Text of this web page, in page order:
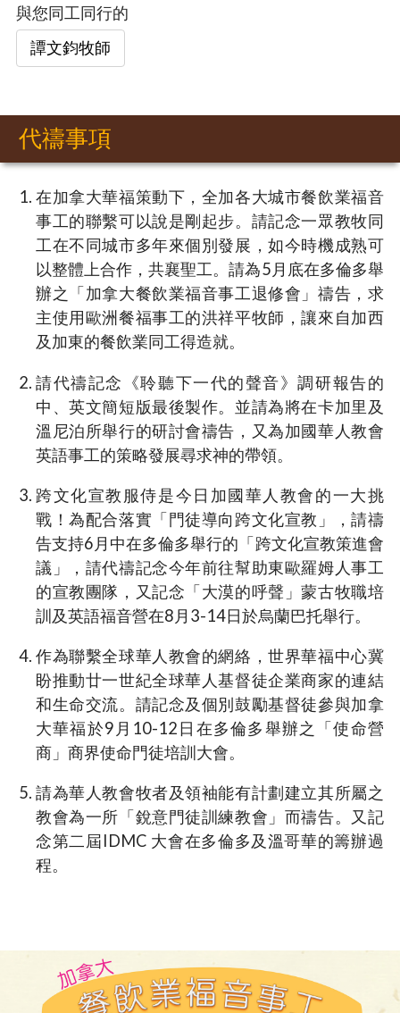
與您同工同行的
譚文鈞牧師
代禱事項
在加拿大華福策動下，全加各大城市餐飲業福音
事工的聯繫可以說是剛起步。請記念一眾教牧同
工在不同城市多年來個別發展，如今時機成熟可
以整體上合作，共襄聖工。請為5月底在多倫多舉
辦之「加拿大餐飲業福音事工退修會」禱告，求
主使用歐洲餐福事工的洪祥平牧師，讓來自加西
及加東的餐飲業同工得造就。
請代禱記念《聆聽下一代的聲音》調研報告的
中、英文簡短版最後製作。並請為將在卡加里及
溫尼泊所舉行的研討會禱告，又為加國華人教會
英語事工的策略發展尋求神的帶領。
跨文化宣教服侍是今日加國華人教會的一大挑
戰！為配合落實「門徒導向跨文化宣教」，請禱
告支持6月中在多倫多舉行的「跨文化宣教策進會
議」，請代禱記念今年前往幫助東歐羅姆人事工
的宣教團隊，又記念「大漠的呼聲」蒙古牧職培
訓及英語福音營在8月3-14日於烏蘭巴托舉行。
作為聯繫全球華人教會的網絡，世界華福中心冀
盼推動廿一世紀全球華人基督徒企業商家的連結
和生命交流。請記念及個別鼓勵基督徒參與加拿
大華福於9月10-12日在多倫多舉辦之「使命營
商」商界使命門徒培訓大會。
請為華人教會牧者及領袖能有計劃建立其所屬之
教會為一所「銳意門徒訓練教會」而禱告。又記
念第二屆IDMC 大會在多倫多及溫哥華的籌辦過
程。